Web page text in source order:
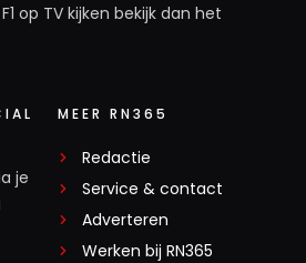
op TV kijken bekijk dan het
je
MEER RN365
Redactie
Service & contact
Adverteren
Werken bij RN365